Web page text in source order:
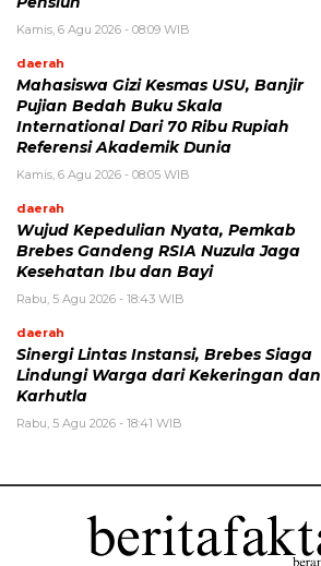
Kamis, 6 Agu 2026 - 08:09 WIB
daerah
Mahasiswa Gizi Kesmas USU, Banjir
Pujian Bedah Buku Skala
International Dari 70 Ribu Rupiah
Referensi Akademik Dunia
Kamis, 6 Agu 2026 - 08:05 WIB
daerah
Wujud Kepedulian Nyata, Pemkab
Brebes Gandeng RSIA Nuzula Jaga
Kesehatan Ibu dan Bayi
Rabu, 5 Agu 2026 - 18:43 WIB
daerah
Sinergi Lintas Instansi, Brebes Siaga
Lindungi Warga dari Kekeringan dan
Karhutla
Rabu, 5 Agu 2026 - 18:41 WIB